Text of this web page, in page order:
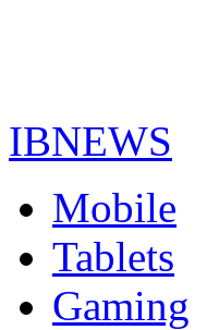
IBNEWS
Mobile
Tablets
Gaming